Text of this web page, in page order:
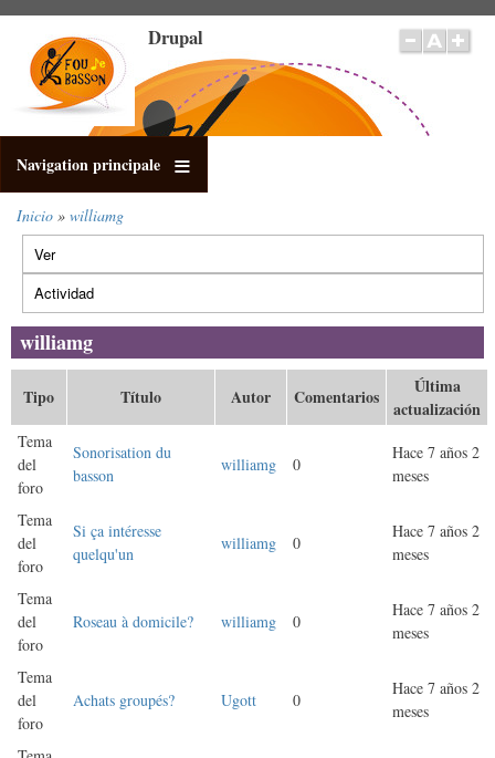
contenido
principal
Drupal
Navigation principale
Sobrescribir
enlaces
de
ayuda
a
la
navegación
Inicio williamg
Solapas
principales
Ver
Actividad
activa)
williamg
Tipo Título Autor Comentarios
Última
actualización
Tema
del
foro
Sonorisation du
basson
williamg 0
Hace 7 años 2
meses
Tema
del
foro
Si ça intéresse
quelqu'un
williamg 0
Hace 7 años 2
meses
Tema
del
foro
Roseau à domicile? williamg 0
Hace 7 años 2
meses
Tema
del
foro
Achats groupés? Ugott 0
Hace 7 años 2
meses